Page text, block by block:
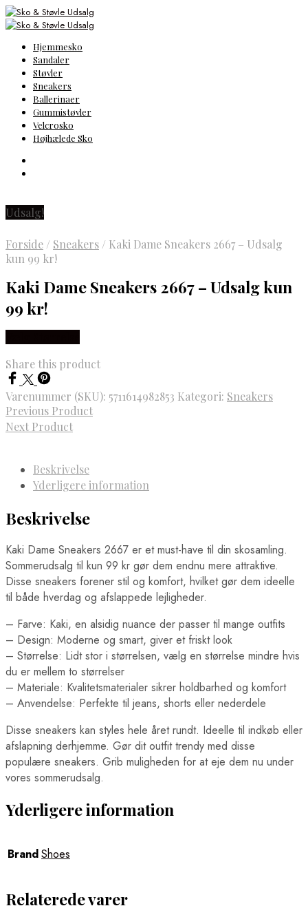
Hjemmesko
Sandaler
Støvler
Sneakers
Ballerinaer
Gummistøvler
Velcrosko
Højhælede Sko
Udsalg!
Forside / Sneakers / Kaki Dame Sneakers 2667 – Udsalg
kun 99 kr!
Kaki Dame Sneakers 2667 – Udsalg kun
99 kr!
Share this product
Varenummer (SKU): 5711614982853 Kategori: Sneakers
Previous Product
Next Product
Beskrivelse
Yderligere information
Beskrivelse
Kaki Dame Sneakers 2667 er et must-have til din skosamling.
Sommerudsalg til kun 99 kr gør dem endnu mere attraktive.
Disse sneakers forener stil og komfort, hvilket gør dem ideelle
til både hverdag og afslappede lejligheder.
– Farve: Kaki, en alsidig nuance der passer til mange outfits
– Design: Moderne og smart, giver et friskt look
– Størrelse: Lidt stor i størrelsen, vælg en størrelse mindre hvis
du er mellem to størrelser
– Materiale: Kvalitetsmaterialer sikrer holdbarhed og komfort
– Anvendelse: Perfekte til jeans, shorts eller nederdele
Disse sneakers kan styles hele året rundt. Ideelle til indkøb eller
afslapning derhjemme. Gør dit outfit trendy med disse
populære sneakers. Grib muligheden for at eje dem nu under
vores sommerudsalg.
Yderligere information
BrandShoes
Relaterede varer